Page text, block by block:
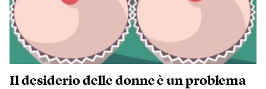
Il desiderio delle donne è un problema